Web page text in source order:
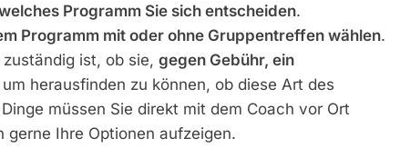
Programm Sie sich entscheiden.
Programm mit oder ohne Gruppentreffen wählen.
ist, ob sie, gegen Gebühr, ein
herausfinden zu können, ob diese Art des
müssen Sie direkt mit dem Coach vor Ort
Ihre Optionen aufzeigen.